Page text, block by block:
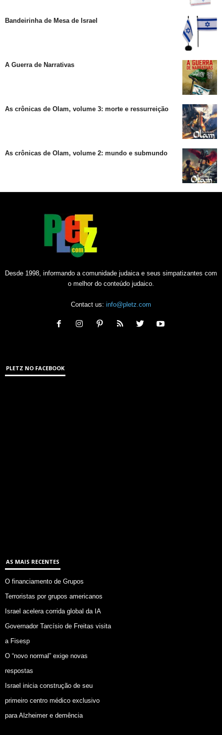
Bandeirinha de Mesa de Israel
A Guerra de Narrativas
As crônicas de Olam, volume 3: morte e ressurreição
As crônicas de Olam, volume 2: mundo e submundo
Desde 1998, informando a comunidade judaica e seus simpatizantes com
o melhor do conteúdo judaico.
Contact us: info@pletz.com
PLETZ NO FACEBOOK
AS MAIS RECENTES
O financiamento de Grupos
Terroristas por grupos americanos
Israel acelera corrida global da IA
Governador Tarcísio de Freitas visita
a Fisesp
O “novo normal” exige novas
respostas
Israel inicia construção de seu
primeiro centro médico exclusivo
para Alzheimer e demência